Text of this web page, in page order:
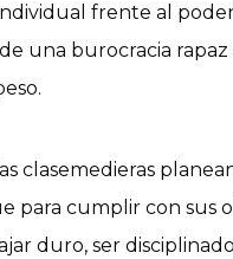
frente al
una burocracia
clasemedieras
para cumplir con sus
duro, ser